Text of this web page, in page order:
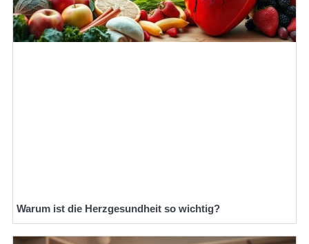
Warum ist die Herzgesundheit so wichtig?